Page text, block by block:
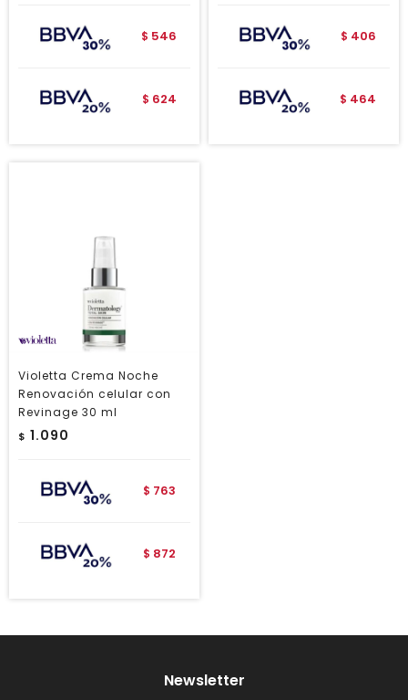
$ 546
$ 624
$ 406
$ 464
Violetta Crema Noche
Renovación celular con
Revinage 30 ml
$ 1.090
$ 763
$ 872
Newsletter